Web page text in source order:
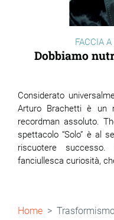
FACCIA
Dobbiamo
Considerato
Arturo Brachetti è un
recordman assoluto.
spettacolo “Solo” è al
riscuotere
fanciullesca curiosità,
Briciole
Home